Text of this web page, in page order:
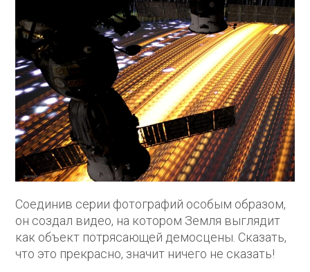
Соединив серии фотографий особым образом,
он создал видео, на котором Земля выглядит
как объект потрясающей демосцены. Сказать,
что это прекрасно, значит ничего не сказать!